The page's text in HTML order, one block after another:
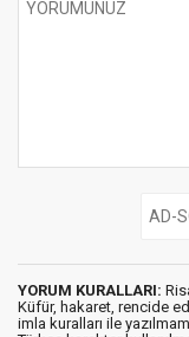
YORUM KURALLARI:
Küfür, hakaret, rencide
imla kuralları ile